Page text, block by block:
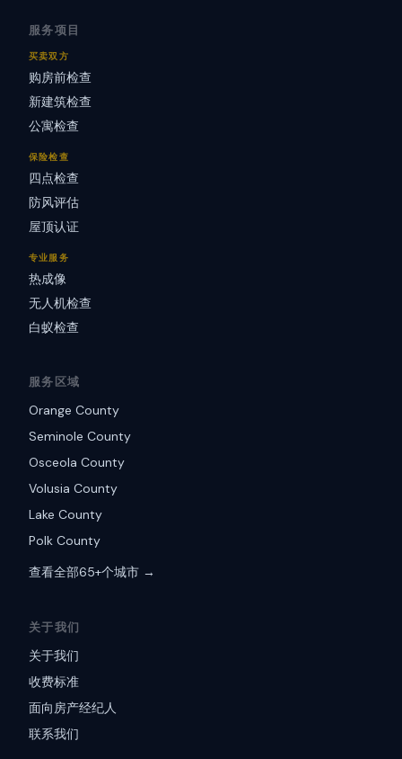
服务项目
买卖双方
购房前检查
新建筑检查
公寓检查
保险检查
四点检查
防风评估
屋顶认证
专业服务
热成像
无人机检查
白蚁检查
服务区域
Orange County
Seminole County
Osceola County
Volusia County
Lake County
Polk County
查看全部65+个城市 →
关于我们
关于我们
收费标准
面向房产经纪人
联系我们